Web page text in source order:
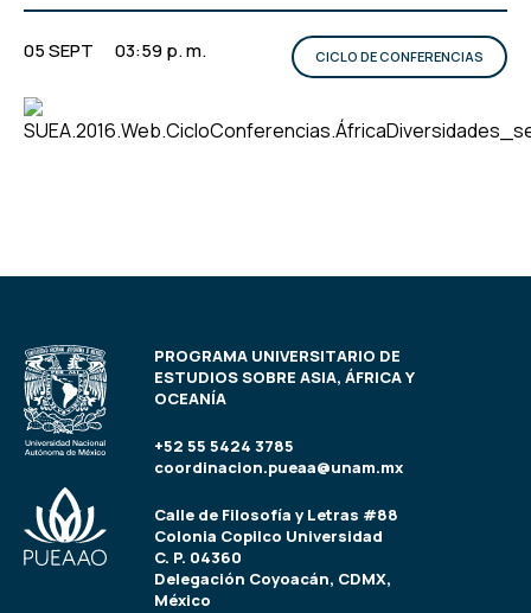
05 SEPT 03:59 p. m. CICLO DE CONFERENCIAS
PROGRAMA UNIVERSITARIO DE
ESTUDIOS SOBRE ASIA, ÁFRICA Y
OCEANÍA
+52 55 5424 3785
coordinacion.pueaa@unam.mx
Calle de Filosofía y Letras #88
Colonia Copilco Universidad
C. P. 04360
Delegación Coyoacán, CDMX,
México